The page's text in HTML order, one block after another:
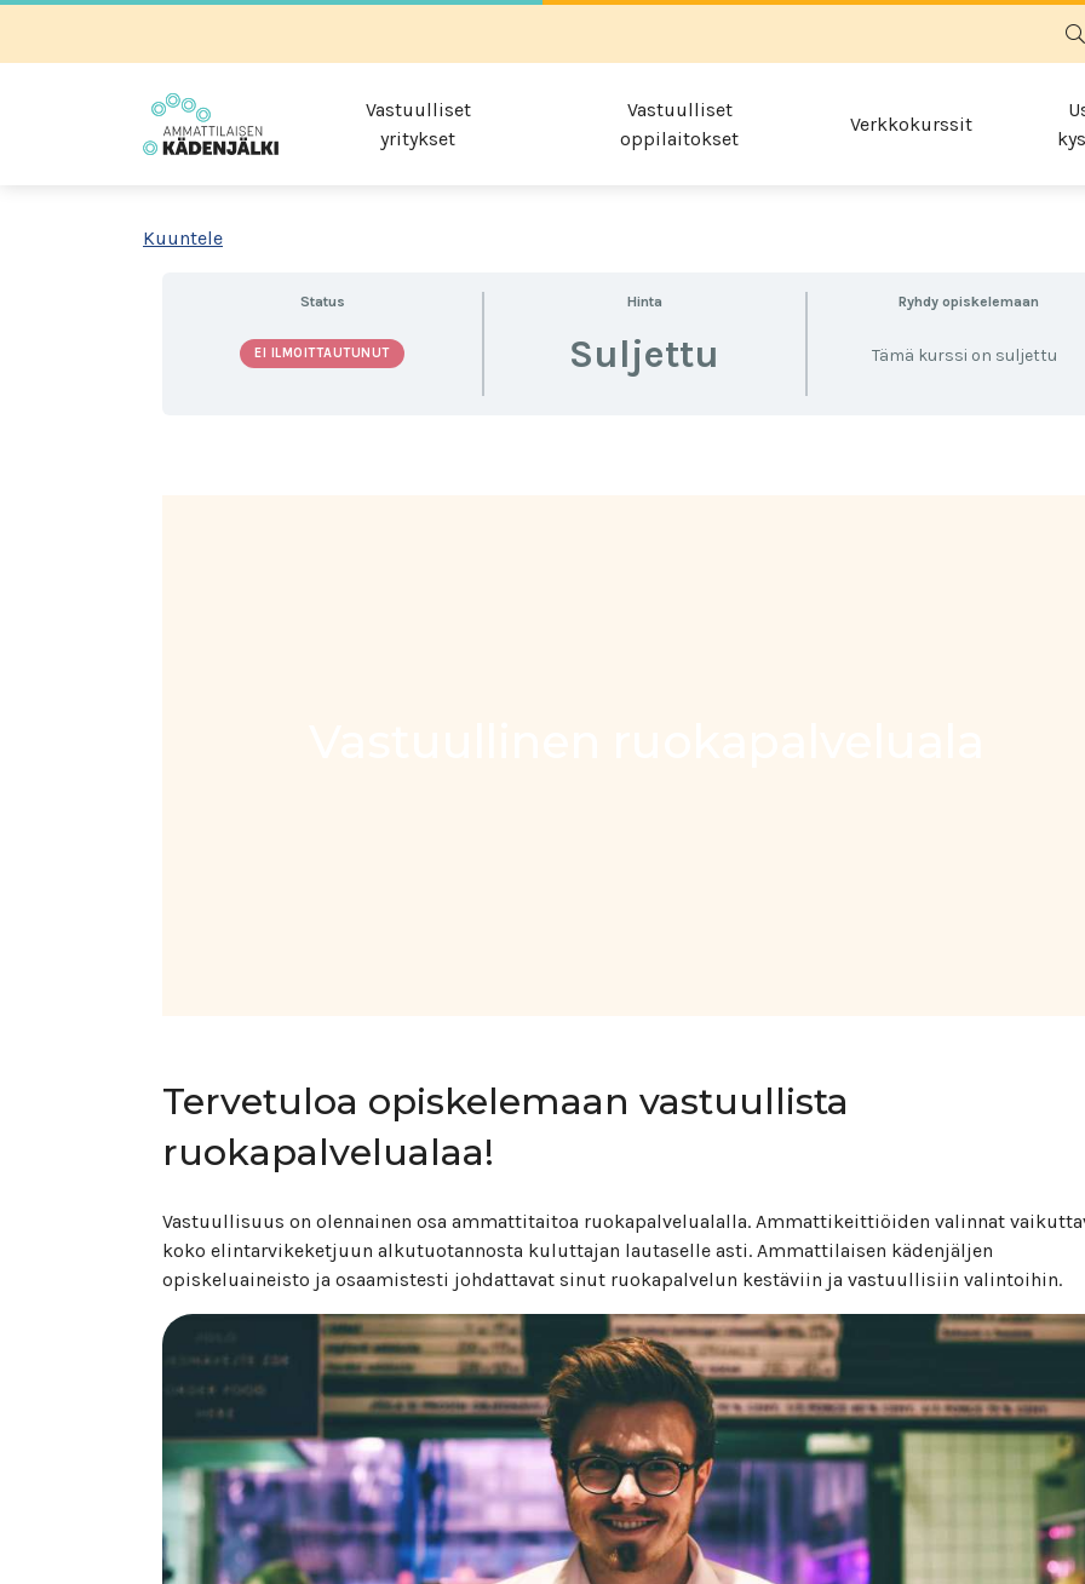
Vastuulliset
yritykset
Vastuulliset
oppilaitokset
Verkkokurssit
Kuuntele
Status
EI ILMOITTAUTUNUT
Hinta
Suljettu
Ryhdy opiskelemaan
Tämä kurssi on suljettu
Tervetuloa opiskelemaan vastuullista
ruokapalvelualaa!
Vastuullisuus on olennainen osa ammattitaitoa ruokapalvelualalla. Ammattikeittiöiden valinnat
koko elintarvikeketjuun alkutuotannosta kuluttajan lautaselle asti. Ammattilaisen kädenjäljen
opiskeluaineisto ja osaamistesti johdattavat sinut ruokapalvelun kestäviin ja vastuullisiin valintoihin.